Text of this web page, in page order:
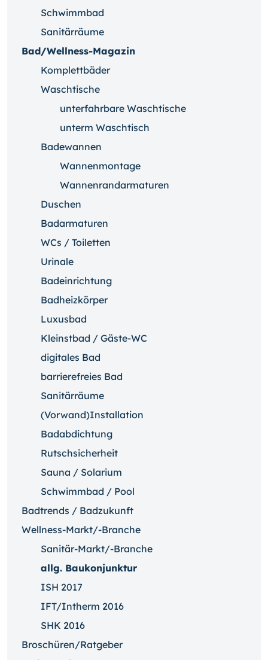
Schwimmbad
Sanitärräume
Bad/Wellness-Magazin
Komplettbäder
Waschtische
unterfahrbare Waschtische
unterm Waschtisch
Badewannen
Wannenmontage
Wannenrandarmaturen
Duschen
Badarmaturen
WCs / Toiletten
Urinale
Badeinrichtung
Badheizkörper
Luxusbad
Kleinstbad / Gäste-WC
digitales Bad
barrierefreies Bad
Sanitärräume
(Vorwand)Installation
Badabdichtung
Rutschsicherheit
Sauna / Solarium
Schwimmbad / Pool
Badtrends / Badzukunft
Wellness-Markt/-Branche
Sanitär-Markt/-Branche
allg. Baukonjunktur
ISH 2017
IFT/Intherm 2016
SHK 2016
Broschüren/Ratgeber